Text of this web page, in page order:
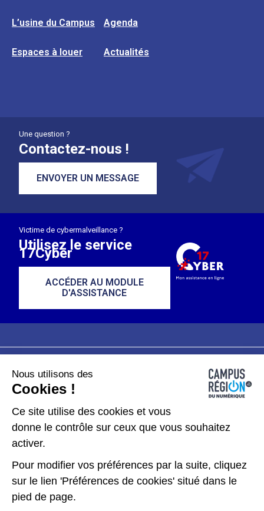
L’usine du Campus Agenda
Espaces à louer Actualités
Une question ?
Contactez-nous !
ENVOYER UN MESSAGE
Victime de cybermalveillance ?
Utilisez le service
17Cyber
ACCÉDER AU MODULE
D'ASSISTANCE
Plan du site
Données personnelles
Gérer les cookies
Kit de communication
Accessibilité : partiellement conforme
Nous utilisons des
Cookies !
Ce site utilise des cookies et vous
donne le contrôle sur ceux que vous souhaitez
activer.
Pour modifier vos préférences par la suite, cliquez
sur le lien 'Préférences de cookies' situé dans le
pied de page.